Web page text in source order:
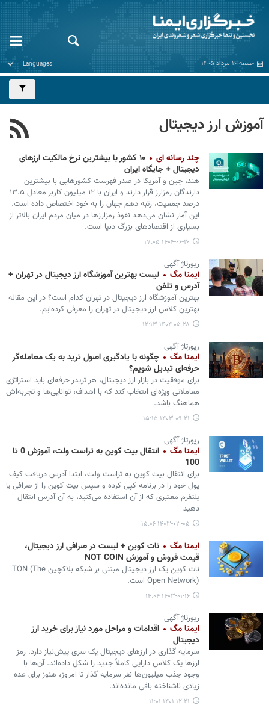
جمعه ۱۶ مرداد ۱۴۰۵
آموزش ارز دیجیتال
چند رسانه ای
۱۰ کشور با بیشترین نرخ مالکیت ارزهای
دیجیتال + جایگاه ایران
هند، چین و آمریکا در صدر فهرست کشورهایی با بیشترین
دارندگان رمزارز قرار دارند و ایران با ۱۲ میلیون کاربر معادل ۱۳.۵
درصد جمعیت، رتبه دهم جهان را به خود اختصاص داده است.
این آمار نشان می‌دهد نفوذ رمزارزها در میان مردم ایران بالاتر از
بسیاری از اقتصادهای بزرگ دنیا است.
۱۴۰۴-۰۶-۲۰ ۱۷:۰۵
رپورتاژ آگهی
ایمنا مگ
لیست بهترین آموزشگاه ارز دیجیتال در تهران +
آدرس و تلفن
بهترین آموزشگاه ارز دیجیتال در تهران کدام است؟ در این مقاله
بهترین کلاس ارز دیجیتال در تهران را معرفی کرده‌ایم.
۱۴۰۴-۰۵-۲۸ ۱۲:۱۳
رپورتاژ آگهی
ایمنا مگ
چگونه با یادگیری اصول ترید به یک معامله‌گر
حرفه‌ای تبدیل شویم؟
برای موفقیت در بازار ارز دیجیتال، هر تریدر حرفه‌ای باید استراتژی
معاملاتی ویژه‌ای انتخاب کند که با اهداف، توانایی‌ها و تجربه‌اش
هماهنگ باشد.
۱۴۰۳-۰۹-۲۱ ۱۵:۱۵
رپورتاژ آگهی
ایمنا مگ
انتقال بیت کوین به تراست ولت، آموزش 0 تا
100
برای انتقال بیت کوین به تراست ولت، ابتدا آدرس دریافت کیف
پول خود را در برنامه کپی کرده و سپس بیت کوین را از صرافی یا
پلتفرم معتبری که از آن استفاده می‌کنید، به آن آدرس انتقال
دهید
۱۴۰۳-۰۳-۰۵ ۱۵:۰۶
ایمنا مگ
نات کوین + لیست در صرافی ارز دیجیتال،
قیمت فروش و آموزش NOT COIN
نات کوین یک ارز دیجیتال مبتنی بر شبکه بلاکچین TON (The
Open Network) است.
۱۴۰۳-۰۱-۱۶ ۱۴:۰۴
رپورتاژ آگهی
ایمنا مگ
اقدامات و مراحل مورد نیاز برای خرید ارز
دیجیتال
سرمایه گذاری در ارزهای دیجیتال یک سری پیش‌نیاز دارد. رمز
ارزها یک کلاس دارایی کاملاً جدید را شکل داده‌اند. آن‌ها با
وجود جذب میلیون‌ها نفر سرمایه گذار تا امروز، هنوز برای عده
زیادی ناشناخته باقی مانده‌اند.
۱۴۰۱-۱۲-۲۱ ۱۱:۰۱